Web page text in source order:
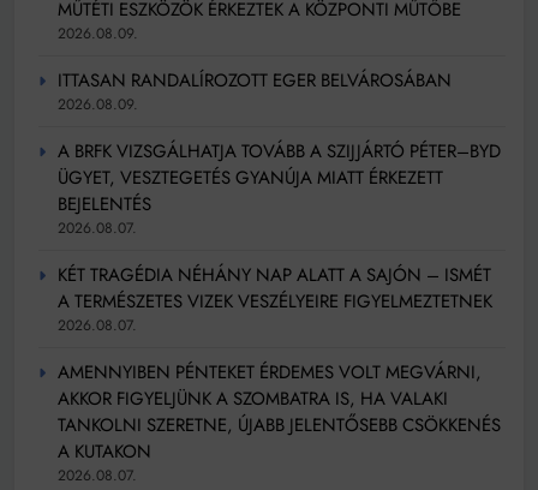
MŰTÉTI ESZKÖZÖK ÉRKEZTEK A KÖZPONTI MŰTŐBE
2026.08.09.
ITTASAN RANDALÍROZOTT EGER BELVÁROSÁBAN
2026.08.09.
A BRFK VIZSGÁLHATJA TOVÁBB A SZIJJÁRTÓ PÉTER–BYD
ÜGYET, VESZTEGETÉS GYANÚJA MIATT ÉRKEZETT
BEJELENTÉS
2026.08.07.
KÉT TRAGÉDIA NÉHÁNY NAP ALATT A SAJÓN – ISMÉT
A TERMÉSZETES VIZEK VESZÉLYEIRE FIGYELMEZTETNEK
2026.08.07.
AMENNYIBEN PÉNTEKET ÉRDEMES VOLT MEGVÁRNI,
AKKOR FIGYELJÜNK A SZOMBATRA IS, HA VALAKI
TANKOLNI SZERETNE, ÚJABB JELENTŐSEBB CSÖKKENÉS
A KUTAKON
2026.08.07.